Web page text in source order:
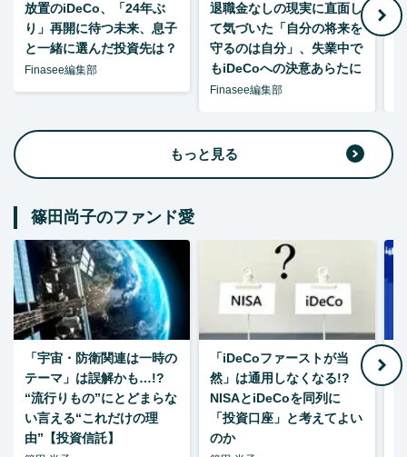
放置のiDeCo、「24年ぶ
り」再開に待つ未来、息子
と一緒に選んだ投資先は？
Finasee編集部
退職金なしの現実に直面し
て気づいた「自分の将来を
守るのは自分」、失業中で
もiDeCoへの決意あらたに
Finasee編集部
もっと見る
篠田尚子のファンド愛
「宇宙・防衛関連は一時の
テーマ」は誤解かも…!?
“流行りもの”にとどまらな
い言える“これだけの理
由”【投資信託】
「iDeCoファーストが当
然」は通用しなくなる!?
NISAとiDeCoを同列に
「投資口座」と考えてよい
のか